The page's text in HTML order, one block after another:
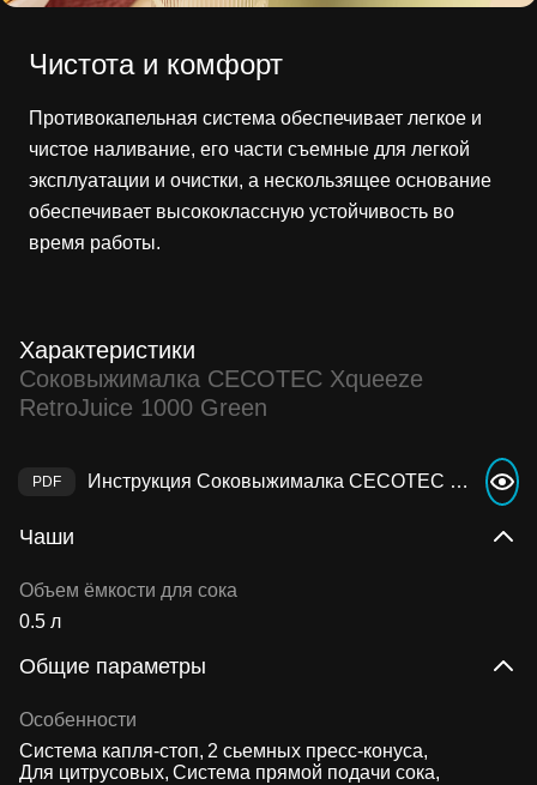
Чистота и комфорт
Противокапельная система обеспечивает легкое и
чистое наливание, его части съемные для легкой
эксплуатации и очистки, а нескользящее основание
обеспечивает высококлассную устойчивость во
время работы.
Характеристики
Соковыжималка CECOTEC Xqueeze
RetroJuice 1000 Green
Инструкция Соковыжималка CECOTEC Xqueeze RetroJuice 1000 Green
Чаши
Объем ёмкости для сока
0.5 л
Общие параметры
Особенности
Система капля-стоп 2 сьемных пресс-конуса
Для цитрусовых Система прямой подачи сока